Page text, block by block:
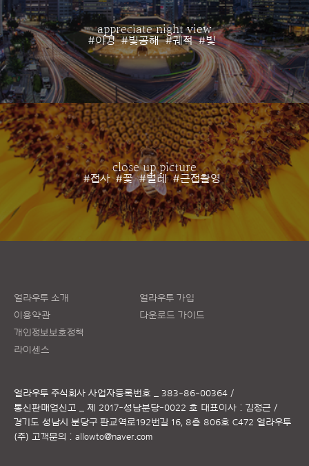
appreciate night view
#야경 #빛공해 #궤적 #빛
close up picture
#접사 #꽃 #벌레 #근접촬영
얼라우투 소개
이용약관
개인정보보호정책
라이센스
얼라우투 가입
다운로드 가이드
얼라우투 주식회사 사업자등록번호 _ 383-86-00364 /
통신판매업신고 _ 제 2017-성남분당-0022 호 대표이사 : 김정근 /
경기도 성남시 분당구 판교역로192번길 16, 8층 806호 C472 얼라우투
(주) 고객문의 : allowto@naver.com